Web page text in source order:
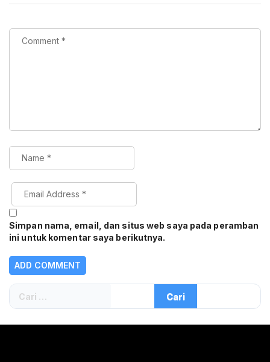
Simpan nama, email, dan situs web saya pada peramban
ini untuk komentar saya berikutnya.
Cari
untuk: